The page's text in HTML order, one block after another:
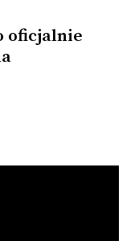
oficjalnie